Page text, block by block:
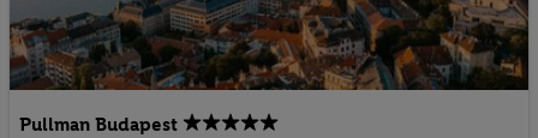
Pullman Budapest